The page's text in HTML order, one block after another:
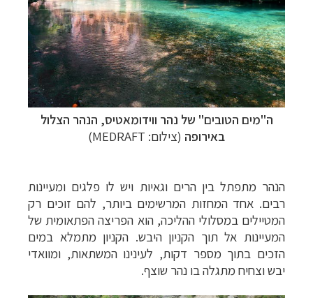
ה"מים הטובים" של נהר ווידומאטיס, הנהר הצלול
באירופה (צילום: MEDRAFT)
הנהר מתפתל בין הרים וגאיות ויש לו פלגים ומעיינות
רבים. אחד המחזות המרשימים ביותר, להם זוכים רק
המטיילים במסלולי ההליכה, הוא הפריצה הפתאומית של
המעיינות אל תוך הקניון היבש. הקניון מתמלא במים
הזכים בתוך מספר דקות, לעינינו המשתאות, ומוואדי
יבש וצחיח מתגלה בו נהר שוצף.